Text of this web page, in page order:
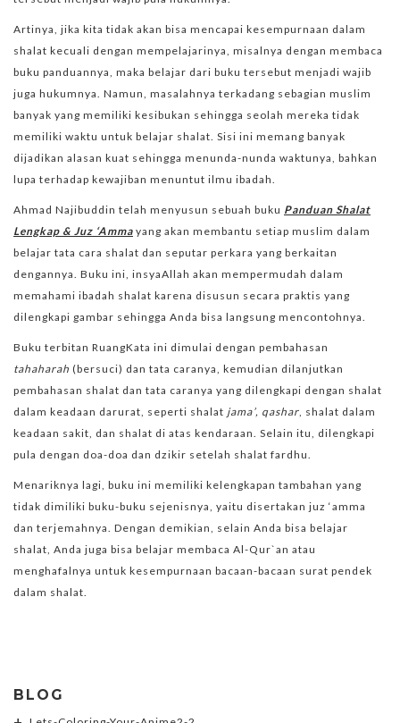
Artinya, jika kita tidak akan bisa mencapai kesempurnaan dalam
shalat kecuali dengan mempelajarinya, misalnya dengan membaca
buku panduannya, maka belajar dari buku tersebut menjadi wajib
juga hukumnya. Namun, masalahnya terkadang sebagian muslim
banyak yang memiliki kesibukan sehingga seolah mereka tidak
memiliki waktu untuk belajar shalat. Sisi ini memang banyak
dijadikan alasan kuat sehingga menunda-nunda waktunya, bahkan
lupa terhadap kewajiban menuntut ilmu ibadah.
Ahmad Najibuddin telah menyusun sebuah buku Panduan Shalat
Lengkap & Juz ‘Amma yang akan membantu setiap muslim dalam
belajar tata cara shalat dan seputar perkara yang berkaitan
dengannya. Buku ini, insyaAllah akan mempermudah dalam
memahami ibadah shalat karena disusun secara praktis yang
dilengkapi gambar sehingga Anda bisa langsung mencontohnya.
Buku terbitan RuangKata ini dimulai dengan pembahasan
tahaharah (bersuci) dan tata caranya, kemudian dilanjutkan
pembahasan shalat dan tata caranya yang dilengkapi dengan shalat
dalam keadaan darurat, seperti shalat jama’, qashar, shalat dalam
keadaan sakit, dan shalat di atas kendaraan. Selain itu, dilengkapi
pula dengan doa-doa dan dzikir setelah shalat fardhu.
Menariknya lagi, buku ini memiliki kelengkapan tambahan yang
tidak dimiliki buku-buku sejenisnya, yaitu disertakan juz ‘amma
dan terjemahnya. Dengan demikian, selain Anda bisa belajar
shalat, Anda juga bisa belajar membaca Al-Qur`an atau
menghafalnya untuk kesempurnaan bacaan-bacaan surat pendek
dalam shalat.
BLOG